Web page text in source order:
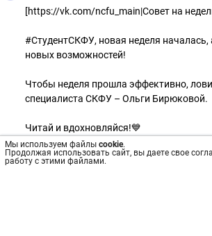
Мы используем файлы cookie.
Продолжая использовать сайт, вы даете свое
работу с этими файлами.
[https://vk.com/ncfu_main|Совет на
#СтудентСКФУ, новая неделя началась,
новых возможностей!
Чтобы неделя прошла эффективно,
специалиста СКФУ – Ольги Бирюковой.
Читай и вдохновляйся!💙
#СКФУ #ЦитатаДня #СКФУвлицах